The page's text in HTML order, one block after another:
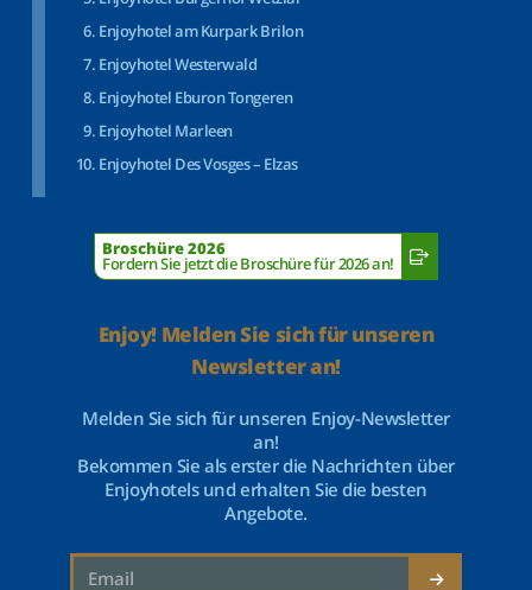
Enjoyhotel am Kurpark Brilon
Enjoyhotel Westerwald
Enjoyhotel Eburon Tongeren
Enjoyhotel Marleen
Enjoyhotel Des Vosges – Elzas
Broschüre 2026
Fordern Sie jetzt die Broschüre für 2026 an!
Enjoy! Melden Sie sich für unseren
Newsletter an!
Melden Sie sich für unseren Enjoy-Newsletter
an!
Bekommen Sie als erster die Nachrichten über
Enjoyhotels und erhalten Sie die besten
Angebote.